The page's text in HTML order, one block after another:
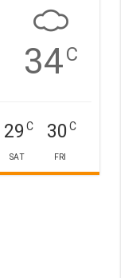
34C
30C
FRI
29C
SAT